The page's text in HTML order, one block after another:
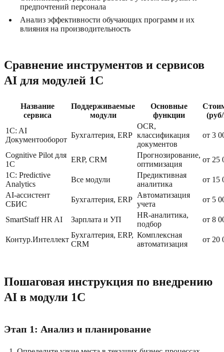
предпочтений персонала
Анализ эффективности обучающих программ и их
влияния на производительность
Сравнение инструментов и сервисов
AI для модулей 1C
Название
сервиса
Поддерживаемые
модули
Основные
функции
1C: AI
Документооборот
Бухгалтерия, ERP
OCR,
классификация
документов
от 3
Cognitive Pilot для
1C
ERP, CRM
Прогнозирование,
оптимизация
от 25
1C: Predictive
Analytics
Все модули
Предиктивная
аналитика
от 15
AI-ассистент
СБИС
Бухгалтерия, ERP
Автоматизация
учета
от 5
SmartStaff HR AI Зарплата и УП
HR-аналитика,
подбор
от 8
Контур.Интеллект
Бухгалтерия, ERP,
CRM
Комплексная
автоматизация
от 20
Пошаговая инструкция по внедрению
AI в модули 1C
Этап 1: Анализ и планирование